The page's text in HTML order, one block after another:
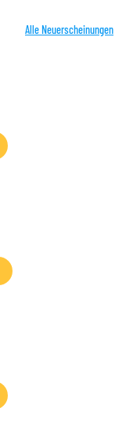
Alle Neuerscheinungen